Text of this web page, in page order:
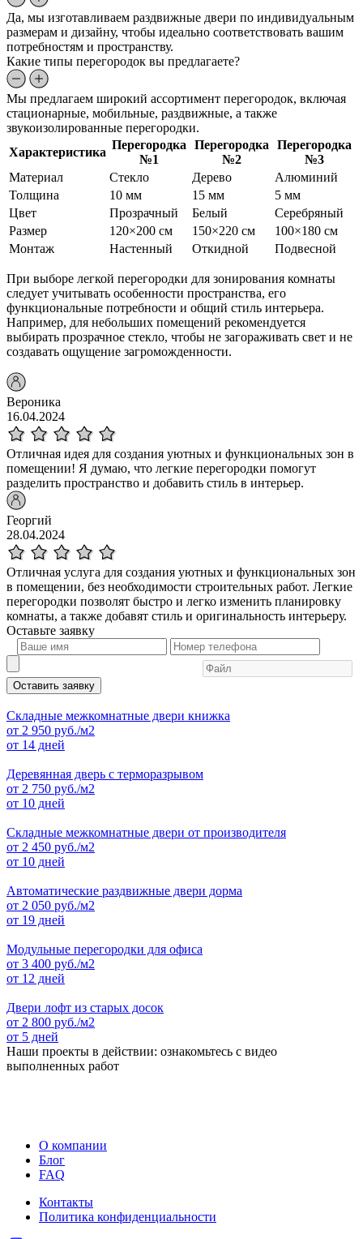
Да, мы изготавливаем раздвижные двери по индивидуальным
размерам и дизайну, чтобы идеально соответствовать вашим
потребностям и пространству.
Какие типы перегородок вы предлагаете?
Мы предлагаем широкий ассортимент перегородок, включая
стационарные, мобильные, раздвижные, а также
звукоизолированные перегородки.
Характеристика
Перегородка
№1
Перегородка
№2
Перегородка
№3
Материал
Стекло Дерево
Алюминий
Толщина
10 мм 15 мм
5 мм
Цвет
Прозрачный Белый
Серебряный
Размер
120×200 см 150×220 см
100×180 см
Монтаж
Настенный Откидной Подвесной
При выборе легкой перегородки для зонирования комнаты
следует учитывать особенности пространства, его
функциональные потребности и общий стиль интерьера.
Например, для небольших помещений рекомендуется
выбирать прозрачное стекло, чтобы не загораживать свет и не
создавать ощущение загроможденности.
Вероника
16.04.2024
Отличная идея для создания уютных и функциональных зон в
помещении! Я думаю, что легкие перегородки помогут
разделить пространство и добавить стиль в интерьер.
Георгий
28.04.2024
Отличная услуга для создания уютных и функциональных зон
в помещении, без необходимости строительных работ. Легкие
перегородки позволят быстро и легко изменить планировку
комнаты, а также добавят стиль и оригинальность интерьеру.
Оставьте заявку
Оставить заявку
Складные межкомнатные двери книжка
от 2 950 руб./м2
от 14 дней
Деревянная дверь с терморазрывом
от 2 750 руб./м2
от 10 дней
Складные межкомнатные двери от производителя
от 2 450 руб./м2
от 10 дней
Автоматические раздвижные двери дорма
от 2 050 руб./м2
от 19 дней
Модульные перегородки для офиса
от 3 400 руб./м2
от 12 дней
Двери лофт из старых досок
от 2 800 руб./м2
от 5 дней
Наши проекты в действии: ознакомьтесь с видео
выполненных работ
О компании
Блог
FAQ
Контакты
Политика конфиденциальности